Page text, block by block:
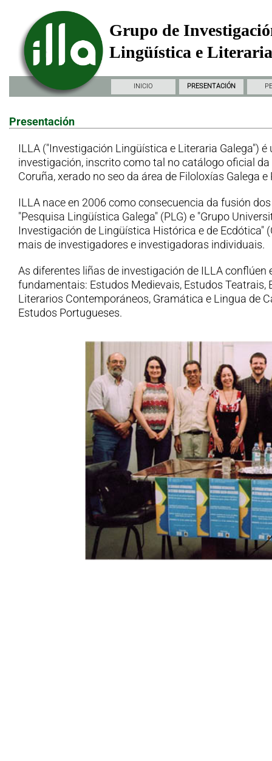
Grupo de
Lingüística e
INICIO PRESENTACIÓN
Presentación
ILLA ("Investigación Lingüística e Literaria Galega") é
investigación, inscrito como tal no catálogo oficial da
Coruña, xerado no seo da área de Filoloxías Galega e
ILLA nace en 2006 como consecuencia da fusión
"Pesquisa Lingüística Galega" (PLG) e "Grupo
Investigación de Lingüística Histórica e de Ecdótica"
mais de investigadores e investigadoras individuais.
As diferentes liñas de investigación de ILLA conflúen
fundamentais: Estudos Medievais, Estudos Teatrais,
Literarios Contemporáneos, Gramática e Lingua de
Estudos Portugueses.